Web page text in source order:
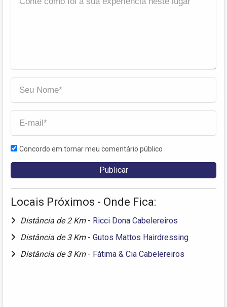
Concordo em tornar meu comentário público
Locais Próximos - Onde Fica:
Distância de 2 Km - Ricci Dona Cabelereiros
Distância de 3 Km - Gutos Mattos Hairdressing
Distância de 3 Km - Fátima & Cia Cabelereiros